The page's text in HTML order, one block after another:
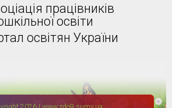
працівників
освіти
освітян України